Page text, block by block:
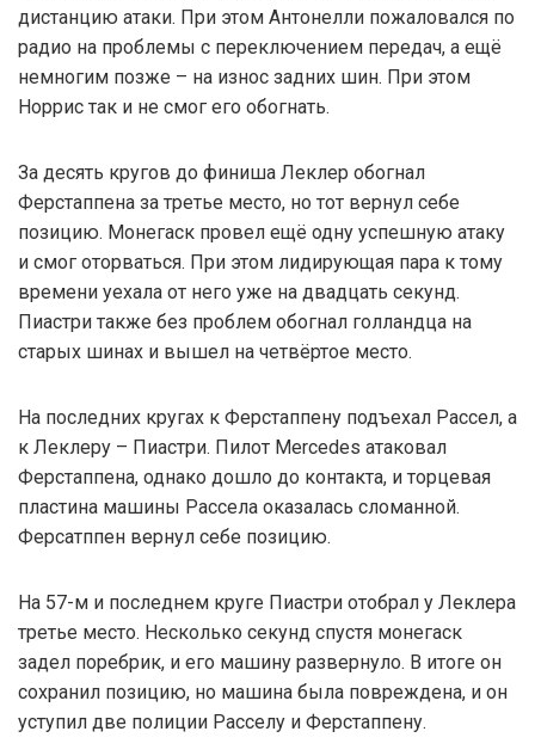
дистанцию атаки. При этом Антонелли пожаловался по
радио на проблемы с переключением передач, а ещё
немногим позже – на износ задних шин. При этом
Норрис так и не смог его обогнать.
За десять кругов до финиша Леклер обогнал
Ферстаппена за третье место, но тот вернул себе
позицию. Монегаск провел ещё одну успешную атаку
и смог оторваться. При этом лидирующая пара к тому
времени уехала от него уже на двадцать секунд.
Пиастри также без проблем обогнал голландца на
старых шинах и вышел на четвёртое место.
На последних кругах к Ферстаппену подъехал Рассел, а
к Леклеру – Пиастри. Пилот Mercedes атаковал
Ферстаппена, однако дошло до контакта, и торцевая
пластина машины Рассела оказалась сломанной.
Ферсатппен вернул себе позицию.
На 57-м и последнем круге Пиастри отобрал у Леклера
третье место. Несколько секунд спустя монегаск
задел поребрик, и его машину развернуло. В итоге он
сохранил позицию, но машина была повреждена, и он
уступил две полиции Расселу и Ферстаппену.